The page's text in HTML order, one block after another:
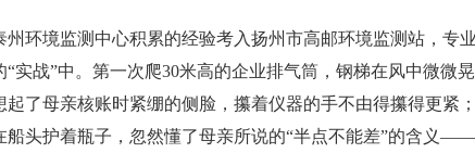
境监测中心积累的经验考入扬州市高邮环境监测站，专
实战”中。第一次爬30米高的企业排气筒，钢梯在风中微微
了母亲核账时紧绷的侧脸，攥着仪器的手不由得攥得更紧
船头护着瓶子，忽然懂了母亲所说的“半点不能差”的含义